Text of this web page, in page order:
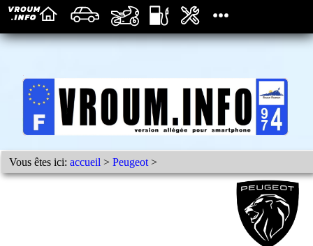
Vous êtes ici:accueil >Peugeot >